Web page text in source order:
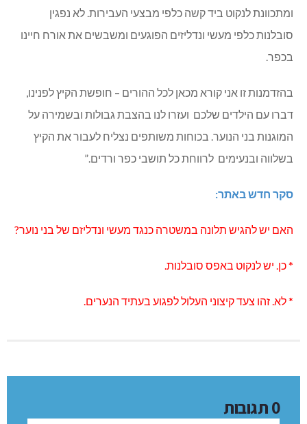
ומתכוונת לנקוט ביד קשה כלפי מבצעי העבירות. לא נפגין
סובלנות כלפי מעשי ונדליזים הפוגעים ומשבשים את אורח חיינו
בכפר.
בהזדמנות זו אני קורא מכאן לכל ההורים – חופשת הקיץ לפנינו,
דברו עם הילדים שלכם ועזרו לנו בהצבת גבולות ובשמירה על
המוגנות בני הנוער. בכוחות משותפים נצליח לעבור את הקיץ
בשלווה ובנעימים לרווחת כל תושבי כפר ורדים.”
סקר חדש באתר:
האם יש להגיש תלונה במשטרה כנגד מעשי ונדליזם של בני נוער?
* כן. יש לנקוט באפס סובלנות.
* לא. זהו צעד קיצוני העלול לפגוע בעתיד הנערים.
0 תגובות